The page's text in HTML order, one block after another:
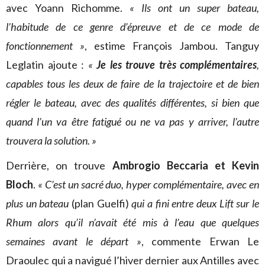
avec Yoann Richomme. « Ils ont un super bateau,
l’habitude de ce genre d’épreuve et de ce mode de
fonctionnement », estime François Jambou. Tanguy
Leglatin ajoute : « Je les trouve très complémentaires,
capables tous les deux de faire de la trajectoire et de bien
régler le bateau, avec des qualités différentes, si bien que
quand l’un va être fatigué ou ne va pas y arriver, l’autre
trouvera la solution. »
Derrière, on trouve Ambrogio Beccaria et Kevin
Bloch. « C’est un sacré duo, hyper complémentaire, avec en
plus un bateau (plan Guelfi)qui a fini entre deux Lift sur le
Rhum alors qu’il n’avait été mis à l’eau que quelques
semaines avant le départ », commente Erwan Le
Draoulec qui a navigué l’hiver dernier aux Antilles avec